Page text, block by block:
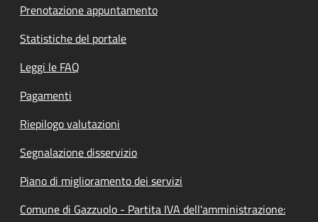
Prenotazione appuntamento
Statistiche del portale
Leggi le FAQ
Pagamenti
Riepilogo valutazioni
Segnalazione disservizio
Piano di miglioramento dei servizi
Comune di Gazzuolo - Partita IVA dell'amministrazione: